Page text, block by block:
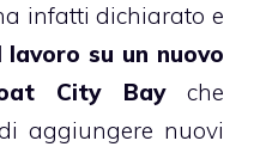
infatti dichiarato e
lavoro su un nuovo
City Bayche
aggiungere nuovi